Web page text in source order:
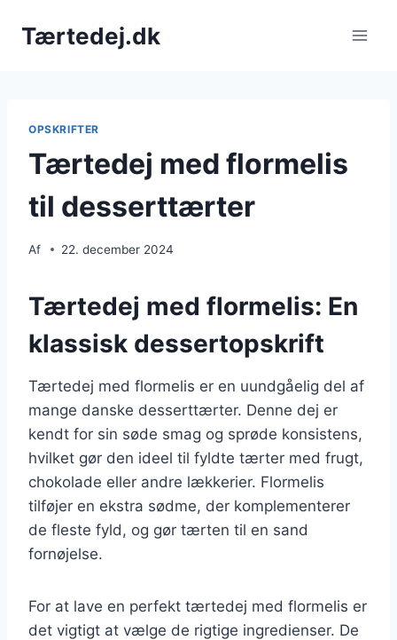
Tærtedej.dk
OPSKRIFTER
Tærtedej med flormelis
til desserttærter
Af 22. december 2024
Tærtedej med flormelis: En
klassisk dessertopskrift
Tærtedej med flormelis er en uundgåelig del af
mange danske desserttærter. Denne dej er
kendt for sin søde smag og sprøde konsistens,
hvilket gør den ideel til fyldte tærter med frugt,
chokolade eller andre lækkerier. Flormelis
tilføjer en ekstra sødme, der komplementerer
de fleste fyld, og gør tærten til en sand
fornøjelse.
For at lave en perfekt tærtedej med flormelis er
det vigtigt at vælge de rigtige ingredienser. De